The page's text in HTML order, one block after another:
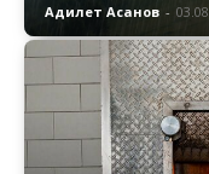
Адилет Асанов -